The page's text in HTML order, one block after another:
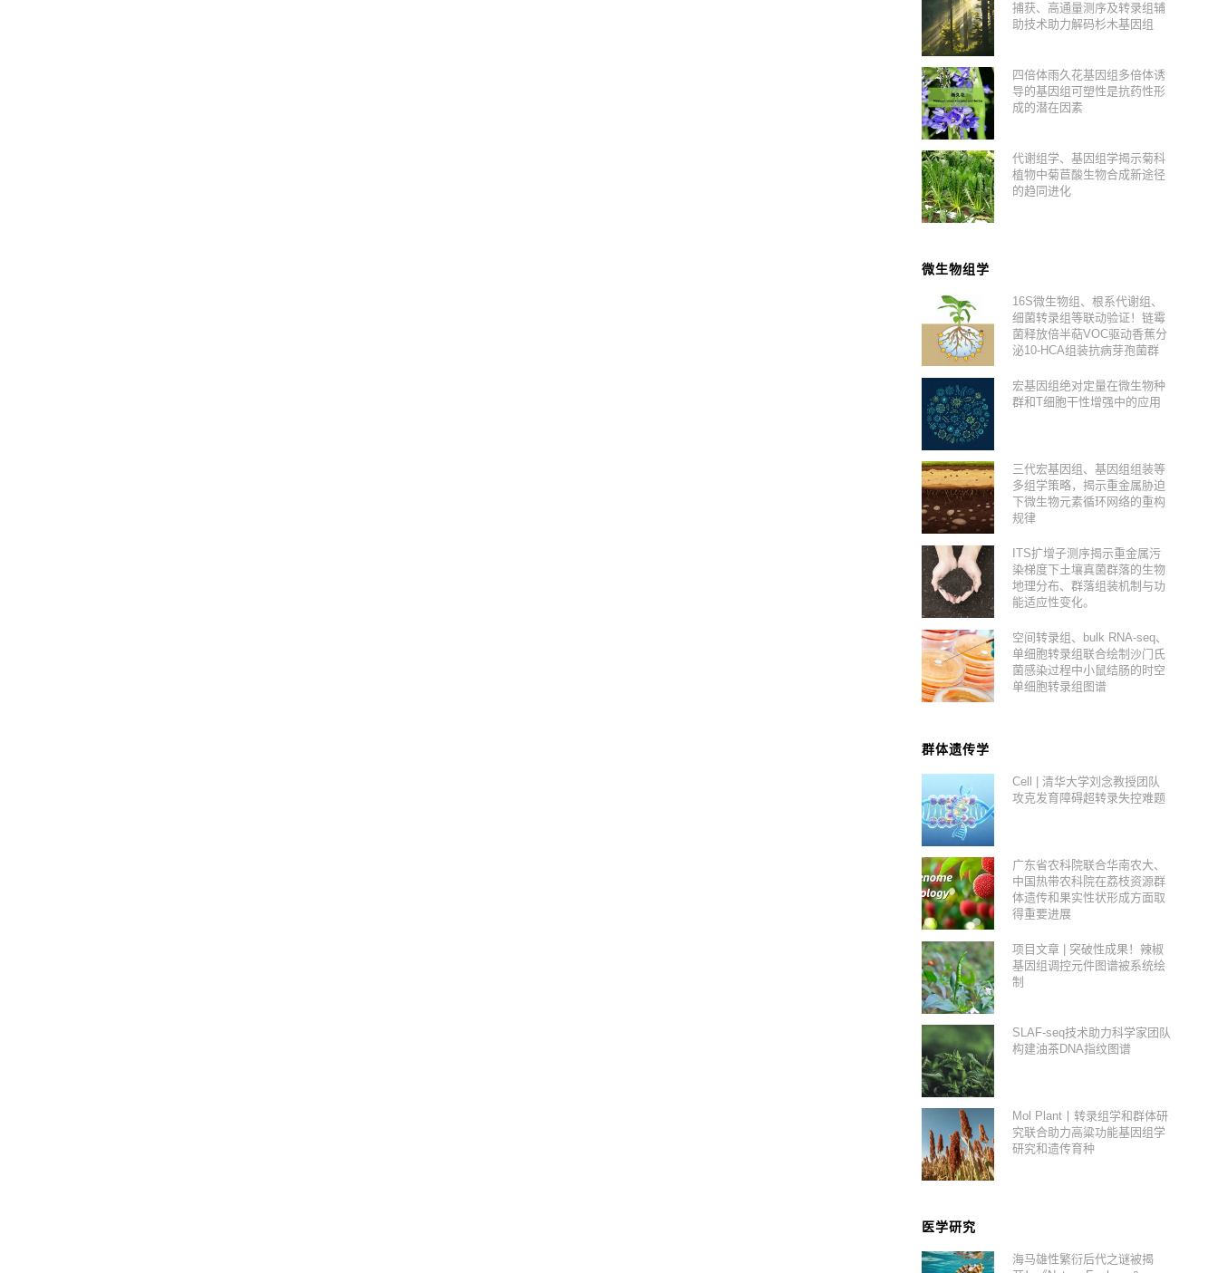
捕获、高通量测序及转录组辅
助技术助力解码杉木基因组
四倍体雨久花基因组多倍体诱
导的基因组可塑性是抗药性形
成的潜在因素
代谢组学、基因组学揭示菊科
植物中菊苣酸生物合成新途径
的趋同进化
微生物组学
16S微生物组、根系代谢组、
细菌转录组等联动验证！链霉
菌释放倍半萜VOC驱动香蕉分
泌10-HCA组装抗病芽孢菌群
宏基因组绝对定量在微生物种
群和T细胞干性增强中的应用
三代宏基因组、基因组组装等
多组学策略，揭示重金属胁迫
下微生物元素循环网络的重构
规律
ITS扩增子测序揭示重金属污
染梯度下土壤真菌群落的生物
地理分布、群落组装机制与功
能适应性变化。
空间转录组、bulk RNA-seq、
单细胞转录组联合绘制沙门氏
菌感染过程中小鼠结肠的时空
单细胞转录组图谱
群体遗传学
Cell | 清华大学刘念教授团队
攻克发育障碍超转录失控难题
广东省农科院联合华南农大、
中国热带农科院在荔枝资源群
体遗传和果实性状形成方面取
得重要进展
项目文章 | 突破性成果！辣椒
基因组调控元件图谱被系统绘
制
SLAF-seq技术助力科学家团队
构建油茶DNA指纹图谱
Mol Plant丨转录组学和群体研
究联合助力高粱功能基因组学
研究和遗传育种
医学研究
海马雄性繁衍后代之谜被揭